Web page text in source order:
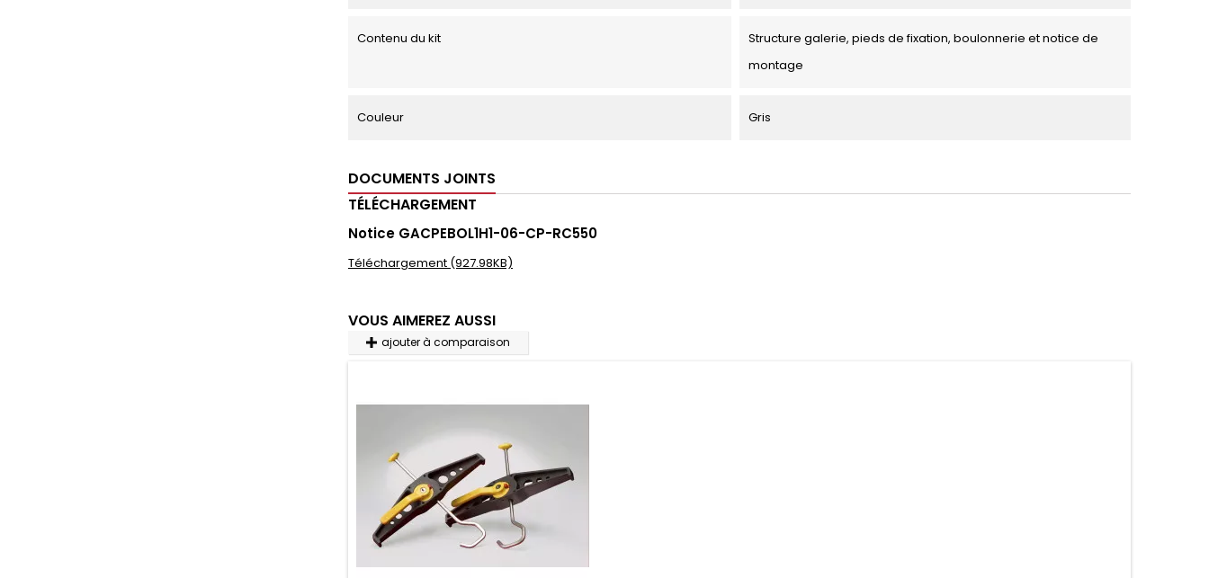
Contenu du kit
Structure galerie, pieds de fixation, boulonnerie et notice de
montage
Couleur Gris
DOCUMENTS JOINTS
TÉLÉCHARGEMENT
Notice GACPEBOL1H1-06-CP-RC550
Téléchargement (927.98KB)
VOUS AIMEREZ AUSSI
ajouter à comparaison